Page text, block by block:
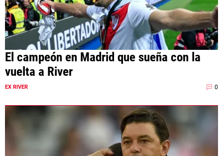
El campeón en Madrid que sueña con la
vuelta a River
EX RIVER 0